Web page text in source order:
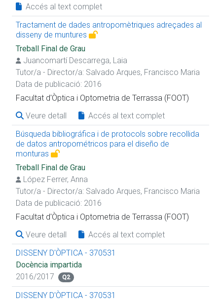
Accés al text complet
Tractament de dades antropomètriques adreçades al
disseny de muntures
Treball Final de Grau
Juancomartí Descarrega, Laia
Tutor/a - Director/a: Salvado Arques, Francisco Maria
Data de publicació: 2016
Facultat d'Òptica i Optometria de Terrassa (FOOT)
Veure detall
Accés al text complet
Búsqueda bibliográfica i de protocols sobre recollida
de datos antropométricos para el diseño de
monturas
Treball Final de Grau
López Ferrer, Anna
Tutor/a - Director/a: Salvado Arques, Francisco Maria
Data de publicació: 2016
Facultat d'Òptica i Optometria de Terrassa (FOOT)
Veure detall
Accés al text complet
DISSENY D'ÒPTICA - 370531
Docència impartida
2016/2017
Q2
DISSENY D'ÒPTICA - 370531